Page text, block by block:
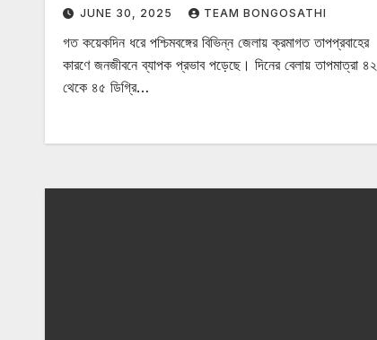
JUNE 30, 2025 TEAM BONGOSATHI
গত কয়েকদিন ধরে পশ্চিমবঙ্গের বিভিন্ন জেলায় ক্রমাগত তাপপ্রবাহের
কারণে জনজীবনে ব্যাপক প্রভাব পড়েছে। দিনের বেলায় তাপমাত্রা ৪২
থেকে ৪৫ ডিগ্রি…